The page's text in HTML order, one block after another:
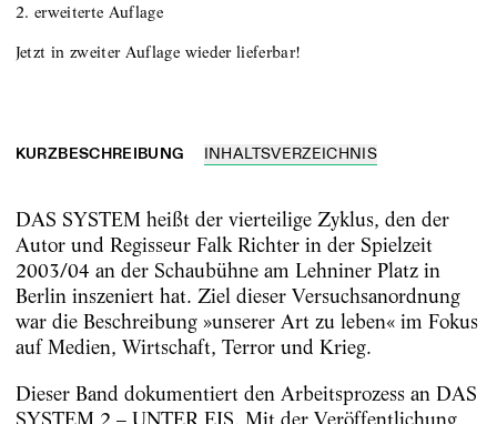
2. erweiterte Auflage
Jetzt in zweiter Auflage wieder lieferbar!
KURZBESCHREIBUNG INHALTSVERZEICHNIS
DAS SYSTEM heißt der vierteilige Zyklus, den der
Autor und Regisseur Falk Richter in der Spielzeit
2003/04 an der Schaubühne am Lehniner Platz in
Berlin inszeniert hat. Ziel dieser Versuchsanordnung
war die Beschreibung »unserer Art zu leben« im Fokus
auf Medien, Wirtschaft, Terror und Krieg.
Dieser Band dokumentiert den Arbeitsprozess an DAS
SYSTEM 2 – UNTER EIS. Mit der Veröffentlichung